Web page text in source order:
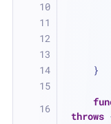
    }
throws